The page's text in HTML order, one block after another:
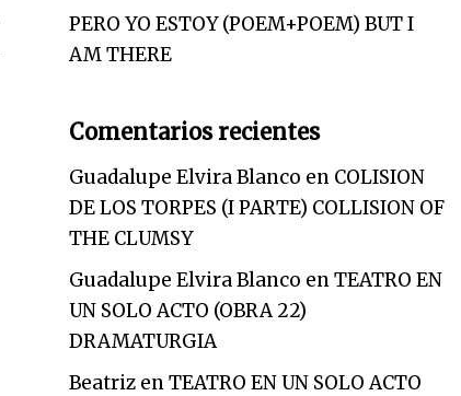
PERO YO ESTOY (POEM+POEM) BUT I
AM THERE
Comentarios recientes
Guadalupe Elvira Blanco en COLISION
DE LOS TORPES (I PARTE) COLLISION OF
THE CLUMSY
Guadalupe Elvira Blanco enTEATRO EN
UN SOLO ACTO (OBRA 22)
DRAMATURGIA
BeatrizenTEATRO EN UN SOLO ACTO